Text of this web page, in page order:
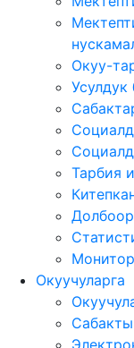
Окуу-
Тарбия
Окуучуларга